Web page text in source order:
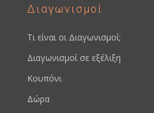
Διαγωνισμοί
Τι είναι οι Διαγωνισμοί;
Διαγωνισμοί σε εξέλιξη
Κουπόνι
Δώρα